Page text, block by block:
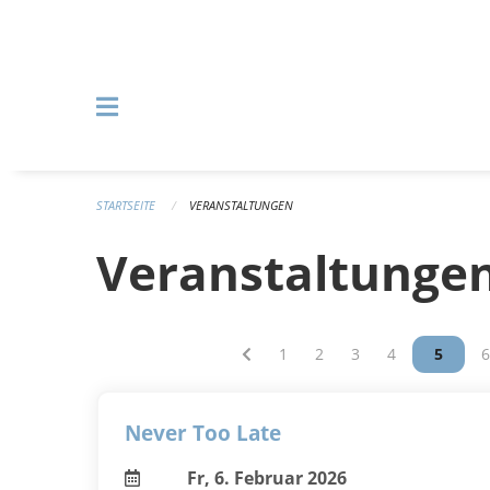
STARTSEITE VERANSTALTUNGEN
Vous êtes sur la page
1 Vous êtes sur la page
2 Vous êtes sur la
3 Vous êtes sur
4 Vous
5 6
Never Too Late
Fr, 6. Februar 2026